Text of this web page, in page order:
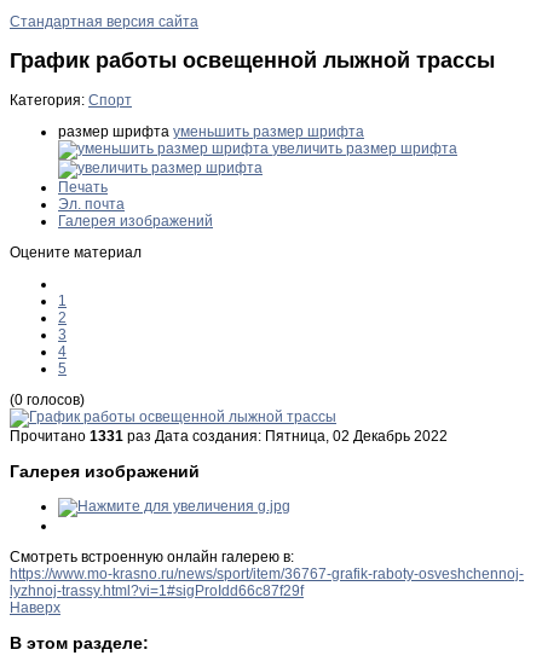
Стандартная версия сайта
График работы освещенной лыжной трассы
Категория: Спорт
размер шрифта уменьшить размер шрифта
увеличить размер шрифта
Печать
Эл. почта
Галерея изображений
Оцените материал
1
2
3
4
5
(0 голосов)
Прочитано 1331 раз Дата создания: Пятница, 02 Декабрь 2022
Галерея изображений
Смотреть встроенную онлайн галерею в:
https://www.mo-krasno.ru/news/sport/item/36767-grafik-raboty-osveshchennoj-
lyzhnoj-trassy.html?vi=1#sigProIdd66c87f29f
Наверх
В этом разделе: